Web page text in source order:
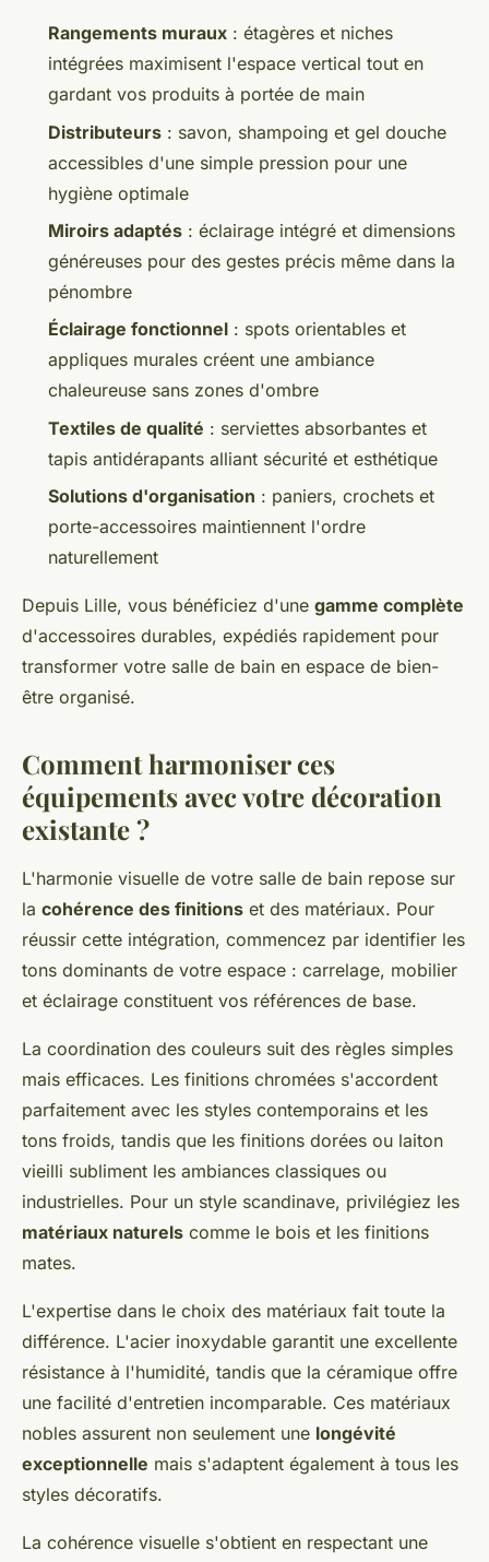
Rangements muraux : étagères et niches
intégrées maximisent l'espace vertical tout en
gardant vos produits à portée de main
Distributeurs : savon, shampoing et gel douche
accessibles d'une simple pression pour une
hygiène optimale
Miroirs adaptés : éclairage intégré et dimensions
généreuses pour des gestes précis même dans la
pénombre
Éclairage fonctionnel : spots orientables et
appliques murales créent une ambiance
chaleureuse sans zones d'ombre
Textiles de qualité : serviettes absorbantes et
tapis antidérapants alliant sécurité et esthétique
Solutions d'organisation : paniers, crochets et
porte-accessoires maintiennent l'ordre
naturellement
Depuis Lille, vous bénéficiez d'une gamme complète
d'accessoires durables, expédiés rapidement pour
transformer votre salle de bain en espace de bien-
être organisé.
Comment harmoniser ces
équipements avec votre décoration
existante ?
L'harmonie visuelle de votre salle de bain repose sur
la cohérence des finitions et des matériaux. Pour
réussir cette intégration, commencez par identifier les
tons dominants de votre espace : carrelage, mobilier
et éclairage constituent vos références de base.
La coordination des couleurs suit des règles simples
mais efficaces. Les finitions chromées s'accordent
parfaitement avec les styles contemporains et les
tons froids, tandis que les finitions dorées ou laiton
vieilli subliment les ambiances classiques ou
industrielles. Pour un style scandinave, privilégiez les
matériaux naturels comme le bois et les finitions
mates.
L'expertise dans le choix des matériaux fait toute la
différence. L'acier inoxydable garantit une excellente
résistance à l'humidité, tandis que la céramique offre
une facilité d'entretien incomparable. Ces matériaux
nobles assurent non seulement une longévité
exceptionnelle mais s'adaptent également à tous les
styles décoratifs.
La cohérence visuelle s'obtient en respectant une